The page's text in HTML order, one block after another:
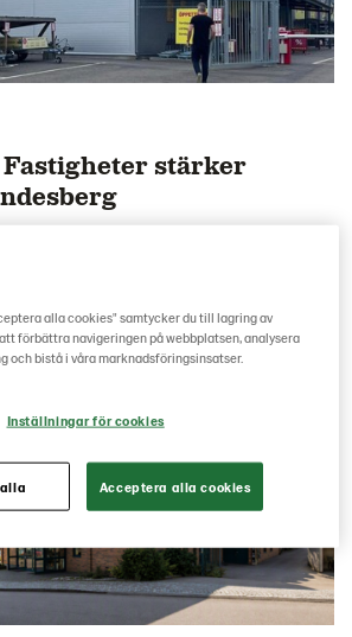
stärker
alla cookies" samtycker du till lagring av
förbättra navigeringen på webbplatsen, analysera
och bistå i våra marknadsföringsinsatser.
Inställningar för cookies
Acceptera alla cookies